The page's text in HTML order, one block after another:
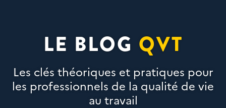
LE BLOG QVT
Les clés théoriques et pratiques pour
les professionnels de la qualité de vie
au travail